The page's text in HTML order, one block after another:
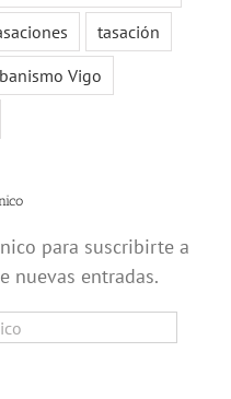
tasación
Vigo
para suscribirte a
nuevas entradas.